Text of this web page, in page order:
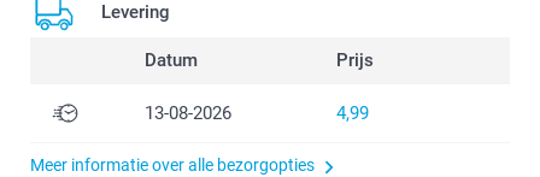
Levering
Datum Prijs
13-08-2026 4,99
Meer informatie over alle bezorgopties